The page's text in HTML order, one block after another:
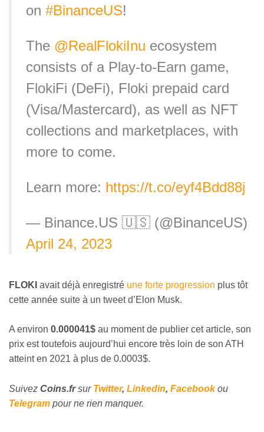
on #BinanceUS!
The @RealFlokiInu ecosystem
consists of a Play-to-Earn game,
FlokiFi (DeFi), Floki prepaid card
(Visa/Mastercard), as well as NFT
collections and marketplaces, with
more to come.
Learn more: https://t.co/eyf4Bdd88j
— Binance.US 🇺🇸 (@BinanceUS)
April 24, 2023
FLOKI avait déjà enregistré une forte progression plus tôt
cette année suite à un tweet d’Elon Musk.
A environ 0.000041$ au moment de publier cet article, son
prix est toutefois aujourd’hui encore très loin de son ATH
atteint en 2021 à plus de 0.0003$.
Suivez Coins.frsur Twitter, Linkedin, Facebookou
Telegram pour ne rien manquer.